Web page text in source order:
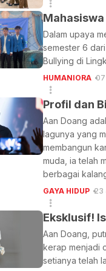
Dalam upaya
semester 6
Bullying di
HUMANIORA
Profil dan
Aan Doang
lagunya yang
membangun
muda, ia telah
berbagai
GAYA HIDUP 23
Eksklusif!
Aan Doang,
kerap menjadi
setianya telah